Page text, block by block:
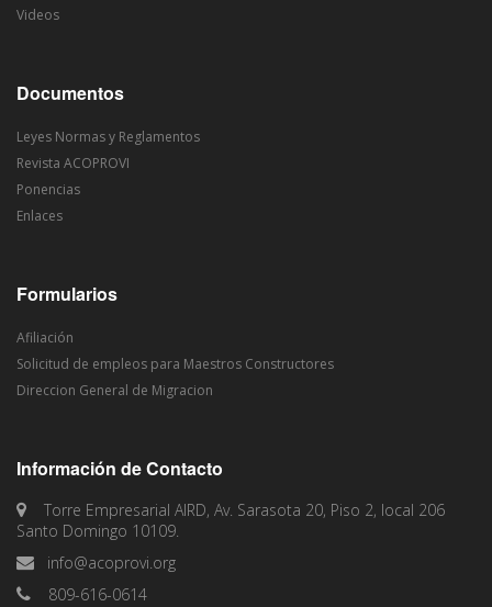
Videos
Documentos
Leyes Normas y Reglamentos
Revista ACOPROVI
Ponencias
Enlaces
Formularios
Afiliación
Solicitud de empleos para Maestros Constructores
Direccion General de Migracion
Información de Contacto
Torre Empresarial AIRD, Av. Sarasota 20, Piso 2, local 206
Santo Domingo 10109.
info@acoprovi.org
809-616-0614